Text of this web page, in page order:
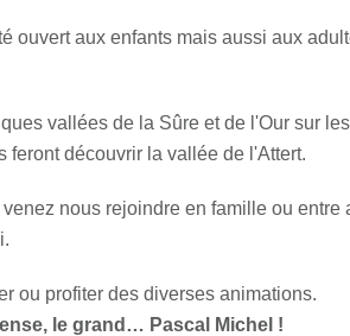
ouvert aux enfants mais aussi aux
vallées de la Sûre et de l'Our sur
feront découvrir la vallée de l'Attert.
nous rejoindre en famille ou entre
ou profiter des diverses animations.
le grand… Pascal Michel !